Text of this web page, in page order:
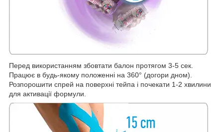
Перед використанням збовтати балон протягом 3-5 сек.
Працює в будь-якому положенні на 360° (догори дном).
Розпорошити спрей на поверхні тейпа і почекати 1-2 хвилини
для активації формули.